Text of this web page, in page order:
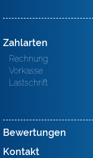
Zahlarten
Rechnung
Vorkasse
Lastschrift
Bewertungen
Kontakt